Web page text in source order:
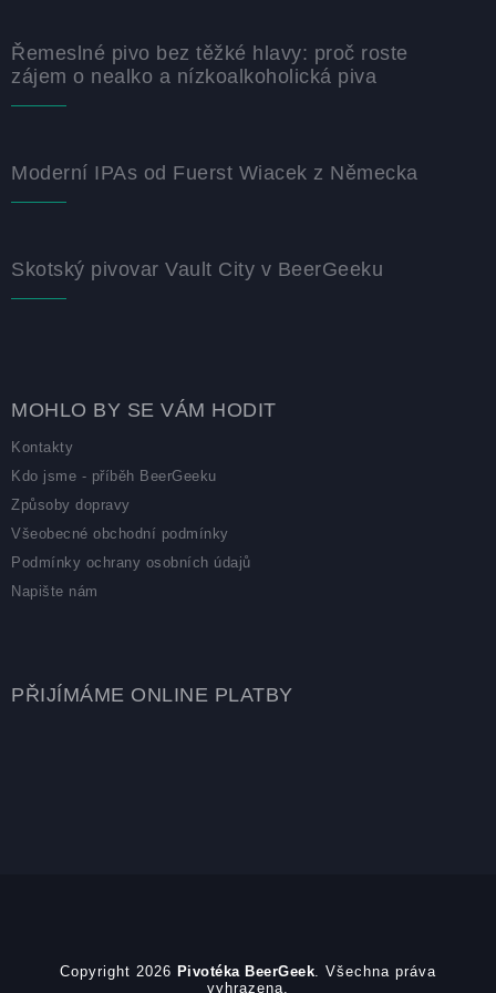
Řemeslné pivo bez těžké hlavy: proč roste
zájem o nealko a nízkoalkoholická piva
Moderní IPAs od Fuerst Wiacek z Německa
Skotský pivovar Vault City v BeerGeeku
MOHLO BY SE VÁM HODIT
Kontakty
Kdo jsme - příběh BeerGeeku
Způsoby dopravy
Všeobecné obchodní podmínky
Podmínky ochrany osobních údajů
Napište nám
PŘIJÍMÁME ONLINE PLATBY
Copyright 2026 Pivotéka BeerGeek . Všechna práva
vyhrazena.